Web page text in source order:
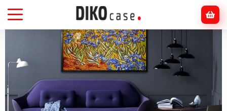
Головна інтер'єр Топ-10 помилок при виборі картин для дому